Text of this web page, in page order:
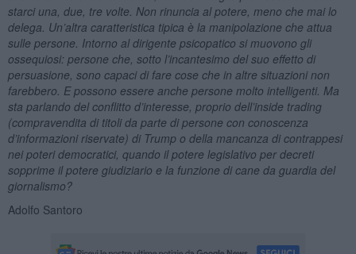
starci una, due, tre volte. Non rinuncia al potere, meno che mai lo
delega. Un’altra caratteristica tipica è la manipolazione che attua
sulle persone. Intorno al dirigente psicopatico si muovono gli
ossequiosi: persone che, sotto l’incantesimo del suo effetto di
persuasione, sono capaci di fare cose che in altre situazioni non
farebbero. E possono essere anche persone molto intelligenti. Ma
sta parlando del conflitto d’interesse, proprio dell’inside trading
(compravendita di titoli da parte di persone con conoscenza
d’informazioni riservate) di Trump o della mancanza di contrappesi
nei poteri democratici, quando il potere legislativo per decreti
sopprime il potere giudiziario e la funzione di cane da guardia del
giornalismo?
Adolfo Santoro